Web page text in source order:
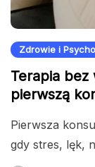
Zdrowie i
Terapia
pierwszą
Pierwsza
gdy stres, lęk,